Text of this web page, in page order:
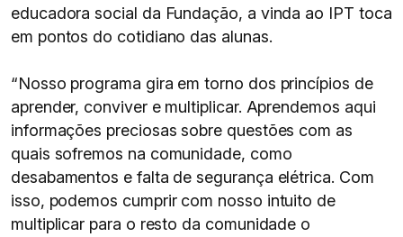
educadora social da Fundação, a vinda ao IPT toca
em pontos do cotidiano das alunas.
“Nosso programa gira em torno dos princípios de
aprender, conviver e multiplicar. Aprendemos aqui
informações preciosas sobre questões com as
quais sofremos na comunidade, como
desabamentos e falta de segurança elétrica. Com
isso, podemos cumprir com nosso intuito de
multiplicar para o resto da comunidade o